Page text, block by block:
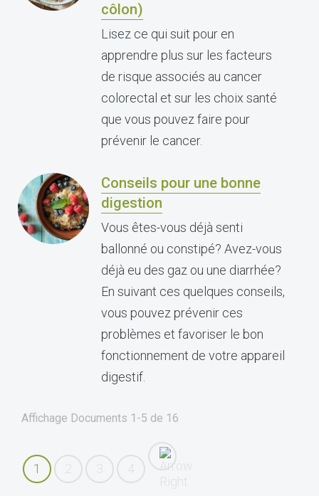
côlon)
Lisez ce qui suit pour en
apprendre plus sur les facteurs
de risque associés au cancer
colorectal et sur les choix santé
que vous pouvez faire pour
prévenir le cancer.
Conseils pour une bonne
digestion
Vous êtes-vous déjà senti
ballonné ou constipé? Avez-vous
déjà eu des gaz ou une diarrhée?
En suivant ces quelques conseils,
vous pouvez prévenir ces
problèmes et favoriser le bon
fonctionnement de votre appareil
digestif.
Affichage Documents 1-5 de 16
1